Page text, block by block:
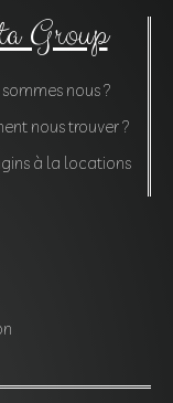
Group
nous ?
nous trouver ?
à la locations